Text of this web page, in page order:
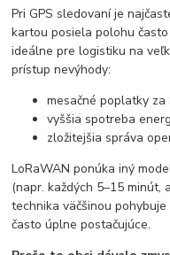
Pri GPS sledovaní je
kartou posiela polohu
ideálne pre logistiku na
prístup nevýhody:
mesačné poplatky za
vyššia spotreba
zložitejšia správa
LoRaWAN ponúka iný
(napr. každých 5–15 minút,
technika väčšinou
často úplne postačujúce.